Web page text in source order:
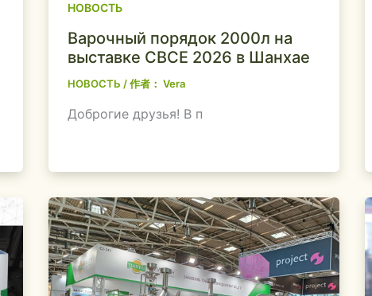
НОВОСТЬ
Варочный порядок 2000л на
выставке CBCE 2026 в Шанхае
НОВОСТЬ / 作者： Vera
Доброгие друзья! В п